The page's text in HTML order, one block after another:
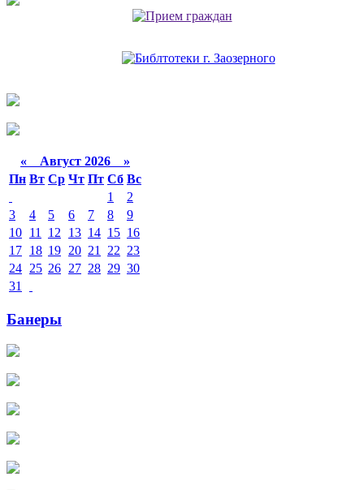
« Август 2026 »
Пн Вт Ср Чт Пт Сб Вс
1
2
3
4 5 6 7 8
9
10 11 12 13 14 15 16
17 18 19 20 21 22 23
24 25 26 27 28 29 30
31
Банеры